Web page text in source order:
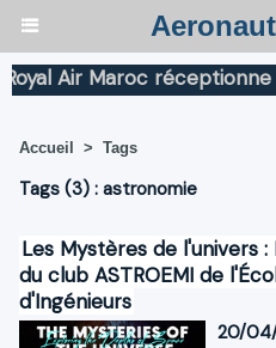
Air Maroc réceptionne
Accueil > Tags
Tags (3) : astronomie
Les Mystères de l'univers
du club ASTROEMI de
d'Ingénieurs
20/